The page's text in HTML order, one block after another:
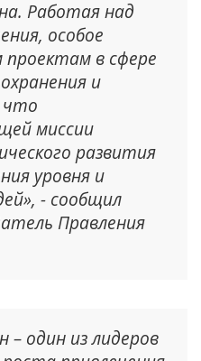
Работая над
особое
в сфере
и
что
миссии
развития
уровня и
- сообщил
Правления
– один из лидеров